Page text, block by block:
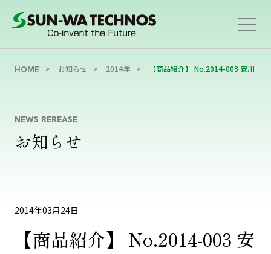
HOME お知らせ 2014年 【商品紹介】 No.2014-003 安川コ
NEWS REREASE
お知らせ
2014年03月24日
【商品紹介】 No.2014-003 安